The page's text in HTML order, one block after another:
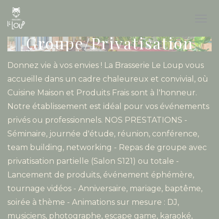
Personnalisation de vos choix en matière de cookies
Groupe/Privatisation
Donnez vie à vos envies ! La Brasserie Le Loup vous
accueille dans un cadre chaleureux et convivial, où
Cuisine Maison et Produits Frais sont à l'honneur.
Notre établissement est idéal pour vos événements
privés ou professionnels. NOS PRESTATIONS -
Séminaire, journée d'étude, réunion, conférence,
team building, networking - Repas de groupe avec
privatisation partielle (Salon S121) ou totale -
Lancement de produits, événement éphémère,
tournage vidéos - Anniversaire, mariage, baptême,
soirée à thème - Animations sur mesure : DJ,
musiciens, photographe, escape game, karaoké,